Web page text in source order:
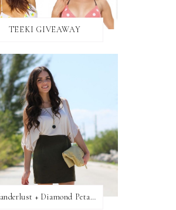
TEEKI GIVEAWAY
Wanderlust + Diamond Petal Giveaway